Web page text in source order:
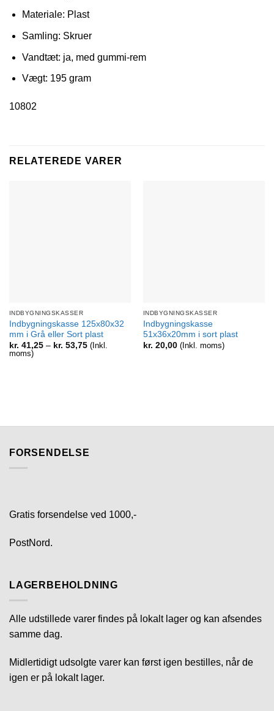
Materiale: Plast
Samling: Skruer
Vandtæt: ja, med gummi-rem
Vægt: 195 gram
10802
RELATEREDE VARER
INDBYGNINGSKASSER
Indbygningskasse 125x80x32
mm i Grå eller Sort plast
kr. 41,25 – kr. 53,75Prisinterval:
kr. 41,25
(Inkl.
moms)
INDBYGNINGSKASSER
Indbygningskasse
51x36x20mm i sort plast
kr. 20,00(Inkl. moms)
FORSENDELSE
Gratis forsendelse ved 1000,-
PostNord.
LAGERBEHOLDNING
Alle udstillede varer findes på lokalt lager og kan afsendes
samme dag.
Midlertidigt udsolgte varer kan først igen bestilles, når de
igen er på lokalt lager.